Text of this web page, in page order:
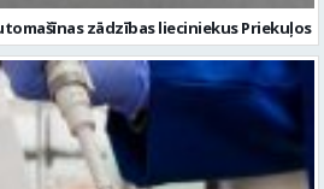
zādzības lieciniekus Priekuļos